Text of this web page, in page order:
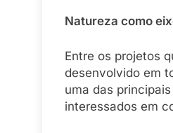
Natureza como
Entre os projetos
desenvolvido em
uma das
interessados em